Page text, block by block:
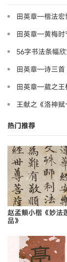
田英章—楷法宏
田英章—黄梅时
56字书法条幅
田英章—诗三首
田英章—葳之王
王献之《洛神
热门推荐
赵孟頫小楷《妙法
品》